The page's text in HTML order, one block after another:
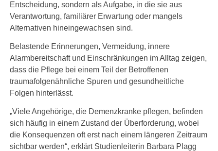
Entscheidung, sondern als Aufgabe, in die sie aus
Verantwortung, familiärer Erwartung oder mangels
Alternativen hineingewachsen sind.
Belastende Erinnerungen, Vermeidung, innere
Alarmbereitschaft und Einschränkungen im Alltag zeigen,
dass die Pflege bei einem Teil der Betroffenen
traumafolgenähnliche Spuren und gesundheitliche
Folgen hinterlässt.
„Viele Angehörige, die Demenzkranke pflegen, befinden
sich häufig in einem Zustand der Überforderung, wobei
die Konsequenzen oft erst nach einem längeren Zeitraum
sichtbar werden“, erklärt Studienleiterin Barbara Plagg